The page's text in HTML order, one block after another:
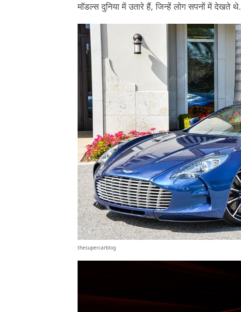
मॉडल्स दुनिया में उतारे हैं, जिन्हें लोग सपनों में देखते थे.
thesupercarblog